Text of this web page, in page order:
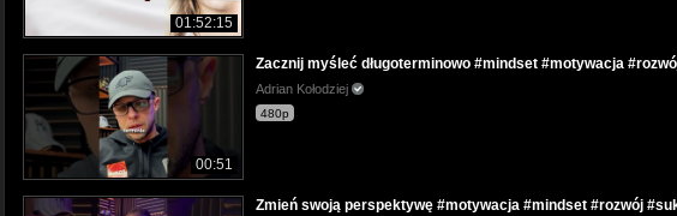
01:52:15
00:51
Zacznij myśleć długoterminowo #mindset #motywacja
Adrian Kołodziej
480p
Zmień swoją perspektywę #motywacja #mindset #rozwój